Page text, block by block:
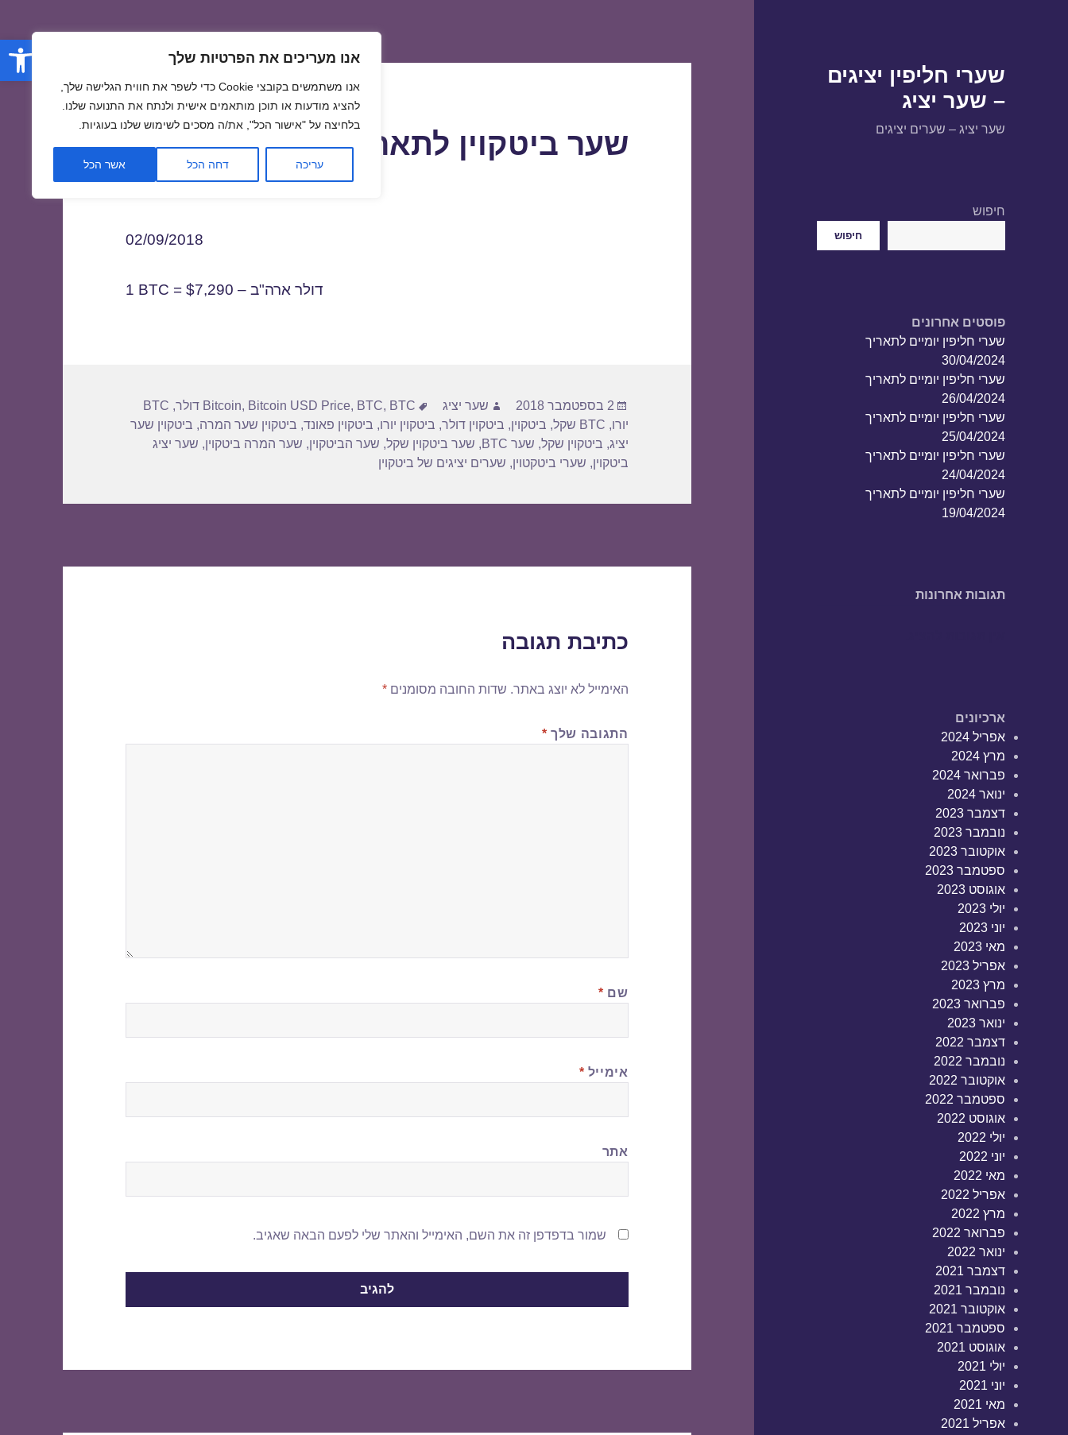
פתח אנו מעריכים את הפרטיות שלך
אנו משתמשים בקובצי Cookie כדי לשפר את חווית הגלישה שלך,
להציג מודעות או תוכן מותאמים אישית ולנתח את התנועה שלנו.
בלחיצה על "אישור הכל", את/ה מסכים לשימוש שלנו בעוגיות.
עריכה דחה הכל אשר הכל
שערי חליפין יציגים
– שער יציג
שער יציג – שערים יציגים
חיפוש
חיפוש
פוסטים אחרונים
שערי חליפין יומיים לתאריך
30/04/2024
שערי חליפין יומיים לתאריך
26/04/2024
שערי חליפין יומיים לתאריך
25/04/2024
שערי חליפין יומיים לתאריך
24/04/2024
שערי חליפין יומיים לתאריך
19/04/2024
תגובות אחרונות
ארכיונים
אפריל 2024
מרץ 2024
פברואר 2024
ינואר 2024
דצמבר 2023
נובמבר 2023
אוקטובר 2023
ספטמבר 2023
אוגוסט 2023
יולי 2023
יוני 2023
מאי 2023
אפריל 2023
מרץ 2023
פברואר 2023
ינואר 2023
דצמבר 2022
נובמבר 2022
אוקטובר 2022
ספטמבר 2022
אוגוסט 2022
יולי 2022
יוני 2022
מאי 2022
אפריל 2022
מרץ 2022
פברואר 2022
ינואר 2022
דצמבר 2021
נובמבר 2021
אוקטובר 2021
ספטמבר 2021
אוגוסט 2021
יולי 2021
יוני 2021
מאי 2021
אפריל 2021
שער ביטקוין לתאריך 02/09/2018
02/09/2018
1 BTC = $7,290 – דולר ארה"ב
פורסם
בתאריך
2 בספטמבר 2018 מחבר
שער יציג תגיות Bitcoin, Bitcoin USD Price, BTC, BTC דולר ,
BTC
יורו, BTC שקל , ביטקוין, ביטקוין דולר, ביטקוין יורו, ביטקוין פאונד, ביטקוין שער המרה, ביטקוין שער
יציג, ביטקוין שקל, שער BTC , שער ביטקוין שקל, שער הביטקוין, שער המרה ביטקוין, שער יציג
ביטקוין, שערי ביטקטוין, שערים יציגים של ביטקוין
כתיבת תגובה
האימייל לא יוצג באתר. שדות החובה מסומנים*
התגובה שלך *
שם *
אימייל *
אתר
שמור בדפדפן זה את השם, האימייל והאתר שלי לפעם הבאה שאגיב.